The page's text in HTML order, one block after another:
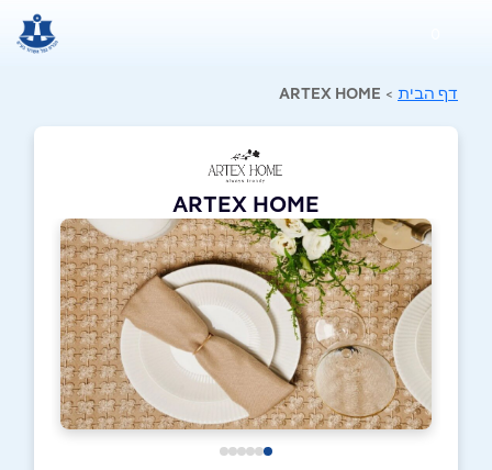
דף הבית >
ARTEX HOME
ARTEX HOME